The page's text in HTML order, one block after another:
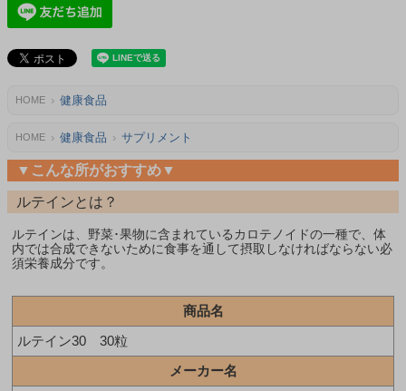
HOME 健康食品
HOME 健康食品 サプリメント
▼こんな所がおすすめ▼
ルテインとは？
ルテインは、野菜･果物に含まれているカロテノイドの一種で、体
内では合成できないために食事を通して摂取しなければならない必
須栄養成分です。
商品名
ルテイン30 30粒
メーカー名